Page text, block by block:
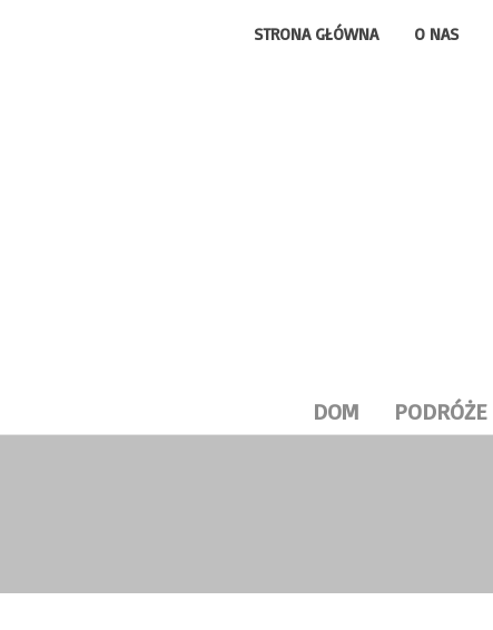
STRONA GŁÓWNA O NAS
DOM PODRÓŻE